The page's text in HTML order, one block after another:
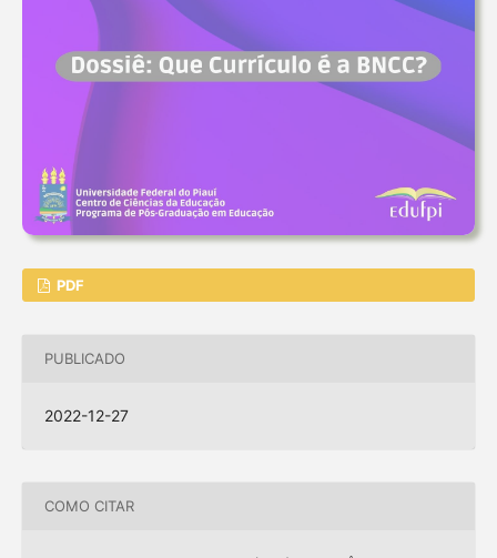
PDF
PUBLICADO
2022-12-27
COMO CITAR